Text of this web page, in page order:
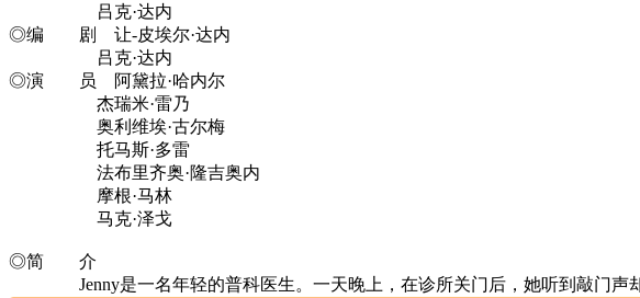
吕克·达内
◎编 剧 让-皮埃尔·达内
吕克·达内
◎演 员 阿黛拉·哈内尔
杰瑞米·雷乃
奥利维埃·古尔梅
托马斯·多雷
法布里齐奥·隆吉奥内
摩根·马林
马克·泽戈
◎简 介
Jenny是一名年轻的普科医生。一天晚上，在诊所关门后，她听到敲门声却